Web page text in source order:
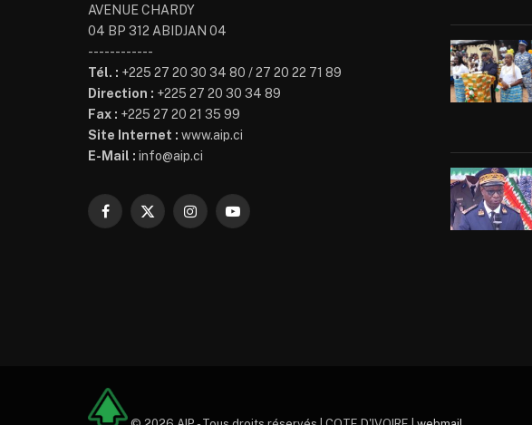
AVENUE CHARDY
04 BP 312 ABIDJAN 04
------------
Tél. : +225 27 20 30 34 80 / 27 20 22 71 89
Direction : +225 27 20 30 34 89
Fax : +225 27 20 21 35 99
Site Internet : www.aip.ci
E-Mail : info@aip.ci
Facebook
X
InstagramYouTube